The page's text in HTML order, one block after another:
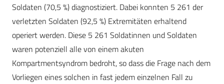
Soldaten (70,5 %) diagnostiziert. Dabei konnten 5 261 der
verletzten Soldaten (92,5 %) Extremitäten erhaltend
operiert werden. Diese 5 261 Soldatinnen und Soldaten
waren potenziell alle von einem akuten
Kompartmentsyndrom bedroht, so dass die Frage nach dem
Vorliegen eines solchen in fast jedem einzelnen Fall zu